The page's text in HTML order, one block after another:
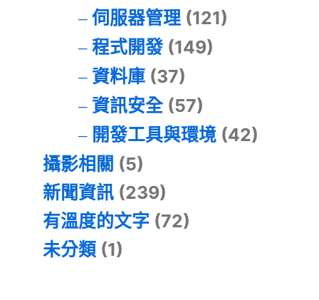
伺服器管理(121)
程式開發(149)
資料庫(37)
資訊安全(57)
開發工具與環境(42)
攝影相關 (5)
新聞資訊 (239)
有溫度的文字 (72)
未分類 (1)